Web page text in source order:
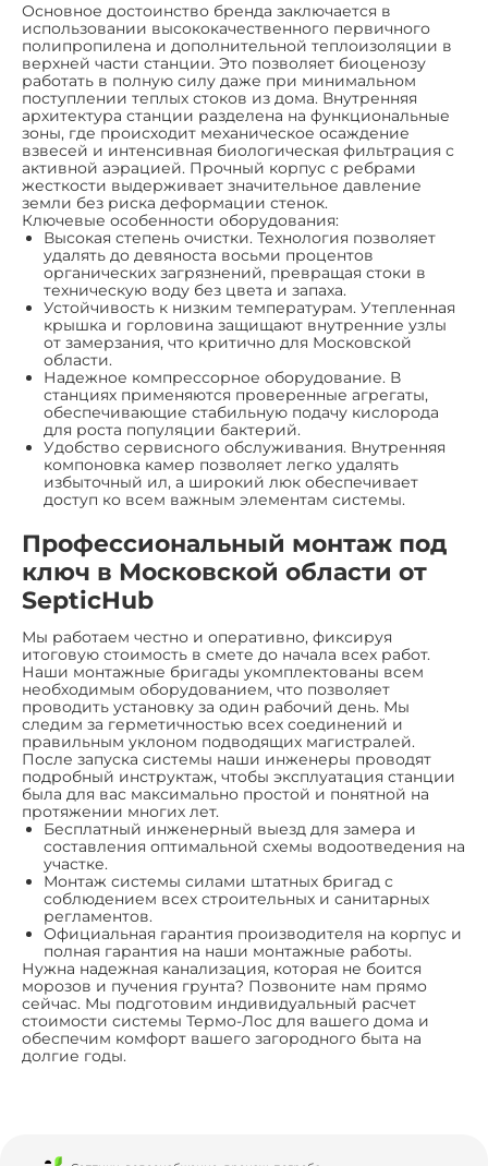
Основное достоинство бренда заключается в
использовании высококачественного первичного
полипропилена и дополнительной теплоизоляции в
верхней части станции. Это позволяет биоценозу
работать в полную силу даже при минимальном
поступлении теплых стоков из дома. Внутренняя
архитектура станции разделена на функциональные
зоны, где происходит механическое осаждение
взвесей и интенсивная биологическая фильтрация с
активной аэрацией. Прочный корпус с ребрами
жесткости выдерживает значительное давление
земли без риска деформации стенок.
Ключевые особенности оборудования:
Высокая степень очистки. Технология позволяет
удалять до девяноста восьми процентов
органических загрязнений, превращая стоки в
техническую воду без цвета и запаха.
Устойчивость к низким температурам. Утепленная
крышка и горловина защищают внутренние узлы
от замерзания, что критично для Московской
области.
Надежное компрессорное оборудование. В
станциях применяются проверенные агрегаты,
обеспечивающие стабильную подачу кислорода
для роста популяции бактерий.
Удобство сервисного обслуживания. Внутренняя
компоновка камер позволяет легко удалять
избыточный ил, а широкий люк обеспечивает
доступ ко всем важным элементам системы.
Профессиональный монтаж под
ключ в Московской области от
SepticHub
Мы работаем честно и оперативно, фиксируя
итоговую стоимость в смете до начала всех работ.
Наши монтажные бригады укомплектованы всем
необходимым оборудованием, что позволяет
проводить установку за один рабочий день. Мы
следим за герметичностью всех соединений и
правильным уклоном подводящих магистралей.
После запуска системы наши инженеры проводят
подробный инструктаж, чтобы эксплуатация станции
была для вас максимально простой и понятной на
протяжении многих лет.
Бесплатный инженерный выезд для замера и
составления оптимальной схемы водоотведения на
участке.
Монтаж системы силами штатных бригад с
соблюдением всех строительных и санитарных
регламентов.
Официальная гарантия производителя на корпус и
полная гарантия на наши монтажные работы.
Нужна надежная канализация, которая не боится
морозов и пучения грунта? Позвоните нам прямо
сейчас. Мы подготовим индивидуальный расчет
стоимости системы Термо-Лос для вашего дома и
обеспечим комфорт вашего загородного быта на
долгие годы.